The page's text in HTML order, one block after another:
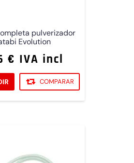
pulverizador
Evolution
€ IVA incl
COMPARAR